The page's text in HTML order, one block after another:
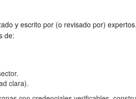
y escrito por (o revisado por)
de:
clara).